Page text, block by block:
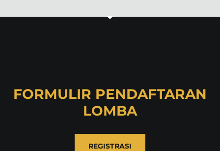
FORMULIR PENDAFTARAN
LOMBA
REGISTRASI